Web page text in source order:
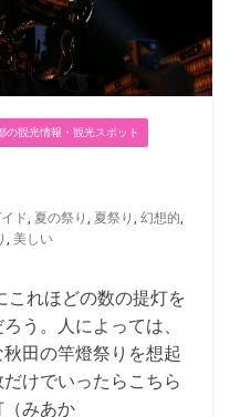
の観光情報・観光スポット
ド, 夏の祭り , 夏祭り , 幻想的,
, 美しい
これほどの数の提灯を
う。人によっては、
田の竿燈祭りを想起
けでいったらこちら
みあか